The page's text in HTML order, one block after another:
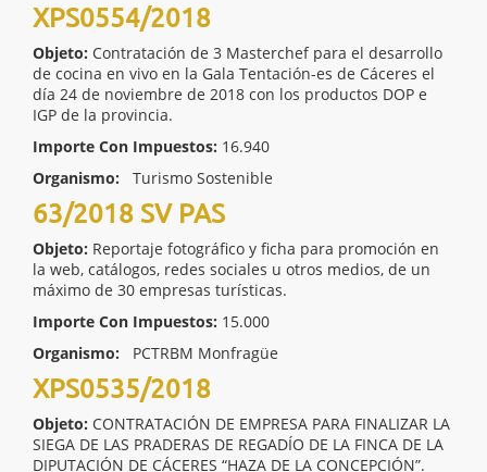
XPS0554/2018
Objeto: Contratación de 3 Masterchef para el desarrollo
de cocina en vivo en la Gala Tentación-es de Cáceres el
día 24 de noviembre de 2018 con los productos DOP e
IGP de la provincia.
Importe Con Impuestos: 16.940
Organismo:
Turismo Sostenible
63/2018 SV PAS
Objeto: Reportaje fotográfico y ficha para promoción en
la web, catálogos, redes sociales u otros medios, de un
máximo de 30 empresas turísticas.
Importe Con Impuestos: 15.000
Organismo:
PCTRBM Monfragüe
XPS0535/2018
Objeto: CONTRATACIÓN DE EMPRESA PARA FINALIZAR LA
SIEGA DE LAS PRADERAS DE REGADÍO DE LA FINCA DE LA
DIPUTACIÓN DE CÁCERES “HAZA DE LA CONCEPCIÓN”.